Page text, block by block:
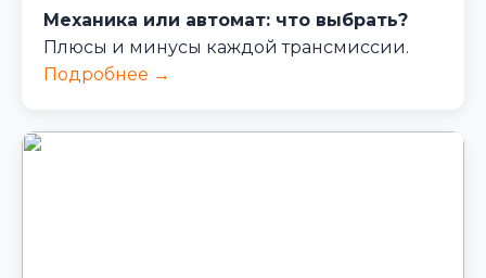
Механика или автомат: что выбрать?
Плюсы и минусы каждой трансмиссии.
Подробнее →